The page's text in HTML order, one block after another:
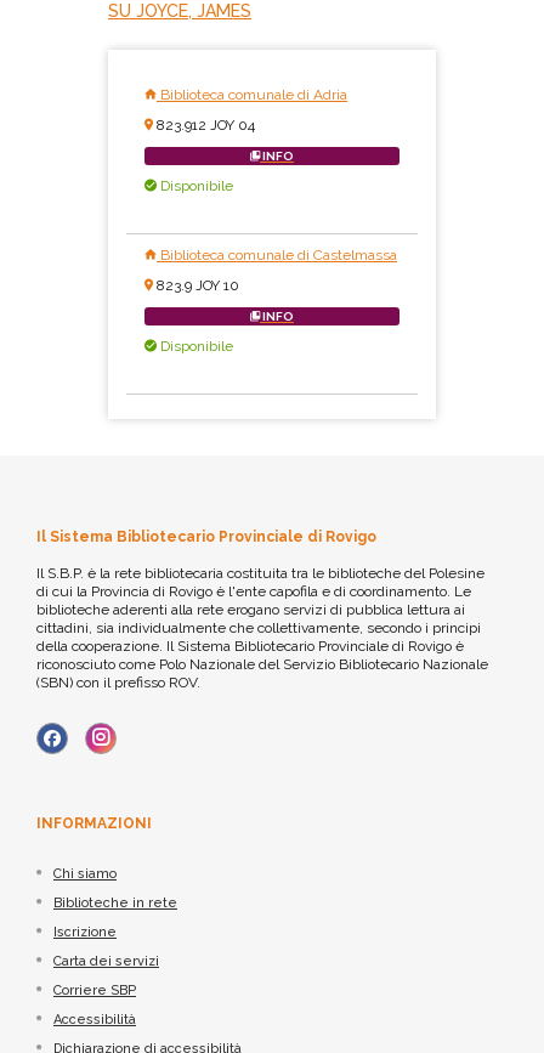
SU JOYCE, JAMES
Biblioteca comunale di Adria
823.912 JOY 04
INFO
Disponibile
Biblioteca comunale di Castelmassa
823.9 JOY 10
INFO
Disponibile
Il Sistema Bibliotecario Provinciale di Rovigo
Il S.B.P. è la rete bibliotecaria costituita tra le biblioteche del Polesine
di cui la Provincia di Rovigo è l'ente capofila e di coordinamento. Le
biblioteche aderenti alla rete erogano servizi di pubblica lettura ai
cittadini, sia individualmente che collettivamente, secondo i principi
della cooperazione. Il Sistema Bibliotecario Provinciale di Rovigo è
riconosciuto come Polo Nazionale del Servizio Bibliotecario Nazionale
(SBN) con il prefisso ROV.
INFORMAZIONI
Chi siamo
Biblioteche in rete
Iscrizione
Carta dei servizi
Corriere SBP
Accessibilità
Dichiarazione di accessibilità